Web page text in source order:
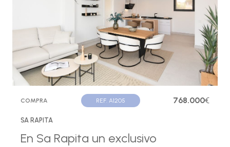
COMPRA REF. A1205 768.000€
SA RAPITA
En Sa Rapita un exclusivo